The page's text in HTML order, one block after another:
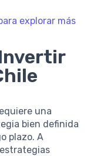
explorar más
una
bien definida
plazo. A